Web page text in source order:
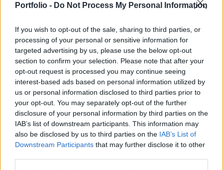
Portfolio - Do Not Process My Personal Information
If you wish to opt-out of the sale, sharing to third parties, or
processing of your personal or sensitive information for
targeted advertising by us, please use the below opt-out
section to confirm your selection. Please note that after your
opt-out request is processed you may continue seeing
interest-based ads based on personal information utilized by
us or personal information disclosed to third parties prior to
your opt-out. You may separately opt-out of the further
disclosure of your personal information by third parties on the
IAB’s list of downstream participants. This information may
also be disclosed by us to third parties on the IAB’s List of
Downstream Participants that may further disclose it to other
időszakban, a kérdés csak az, hogy elegendő
gyárak a termeléseiket a valós kapacitásukra.
Mindeközben nemcsak a nagyobb, hanem a kis-
és középvállalkozások is égetik a tartalékaikat a
recesszió közeli állapot miatt
Nyugat-magyarországi Economic Forum 2026Október 15-
én jön a Nyugat-magyarországi Economic Forum, ami
magas szintű szakmai párbeszédet és értékes üzleti
kapcsolatokat kínál a régiós növekedés érdekében.
Részletek a linken.Információ és jelentkezésBízunk abban,